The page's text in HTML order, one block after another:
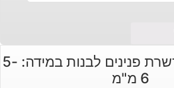
תכשיטנות: שרשרת פנינים לבנות במידה: 5-
6 מ"מ